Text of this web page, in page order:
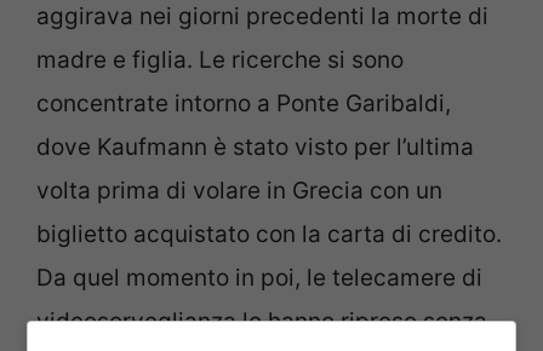
aggirava nei giorni precedenti la morte di
madre e figlia. Le ricerche si sono
concentrate intorno a Ponte Garibaldi,
dove Kaufmann è stato visto per l’ultima
volta prima di volare in Grecia con un
biglietto acquistato con la carta di credito.
Da quel momento in poi, le telecamere di
videosorveglianza lo hanno ripreso senza